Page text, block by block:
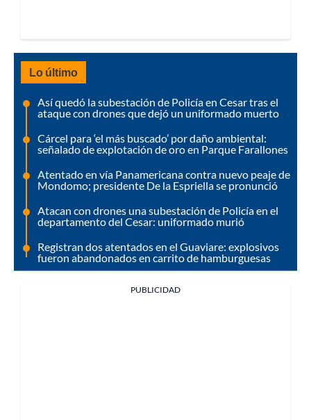
Lo último
Así quedó la subestación de Policía en Cesar tras el
ataque con drones que dejó un uniformado muerto
Cárcel para ‘el más buscado’ por daño ambiental:
señalado de explotación de oro en Parque Farallones
Atentado en vía Panamericana contra nuevo peaje de
Mondomo; presidente De la Espriella se pronunció
Atacan con drones una subestación de Policía en el
departamento del Cesar: uniformado murió
Registran dos atentados en el Guaviare: explosivos
fueron abandonados en carrito de hamburguesas
PUBLICIDAD